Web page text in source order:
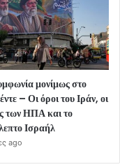
μονίμως στο
– Οι όροι του Ιράν, οι
των ΗΠΑ και το
Ισραήλ
ago